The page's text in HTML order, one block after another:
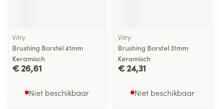
Vitry
Brushing Borstel 41mm
Keramisch
€ 26,61
Niet beschikbaar
Vitry
Brushing Borstel 31mm
Keramisch
€ 24,31
Niet beschikbaar